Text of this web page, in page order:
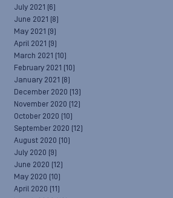
July 2021 (6)
June 2021 (8)
May 2021 (9)
April 2021 (9)
March 2021 (10)
February 2021 (10)
January 2021 (8)
December 2020 (13)
November 2020 (12)
October 2020 (10)
September 2020 (12)
August 2020 (10)
July 2020 (9)
June 2020 (12)
May 2020 (10)
April 2020 (11)